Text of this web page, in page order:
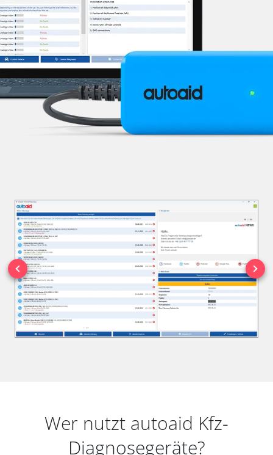
Wer nutzt autoaid Kfz-
Diagnosegeräte?